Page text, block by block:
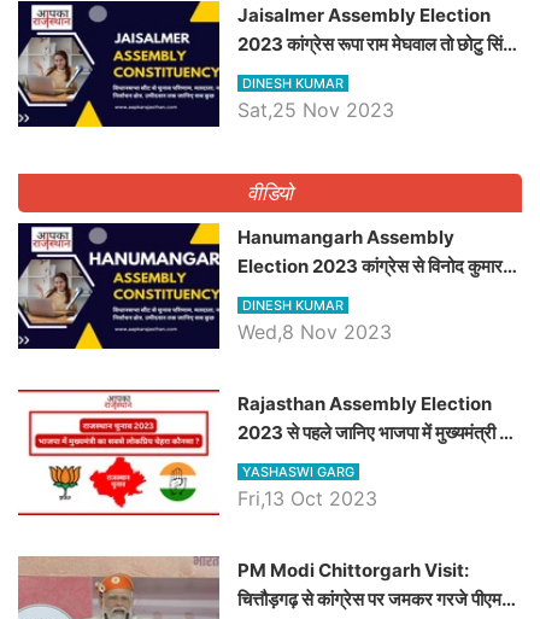
​​​​​​​Jaisalmer Assembly Election
2023 कांग्रेस रूपा राम मेघवाल तो छोटु सिंह
भाटी होंगे भाजपा उम्मीदवार, जानिये जैसलमेर
विधानसभा सीट के ताजा समीकरण
DINESH KUMAR
Sat,25 Nov 2023
वीडियो
Hanumangarh Assembly
Election 2023 कांग्रेस से विनोद कुमार
चौधरी तो अमित चौधरी होंगे भाजपा उम्मीदवार,
जानिये हनुमानगढ़ विधानसभा सीट के ताजा
DINESH KUMAR
Wed,8 Nov 2023
Rajasthan Assembly Election
2023 से पहले जानिए भाजपा में मुख्यमंत्री का
सबसे लोकप्रिय चेहरा कौनसा ?
YASHASWI GARG
Fri,13 Oct 2023
PM Modi Chittorgarh Visit:
चित्तौड़गढ़ से कांग्रेस पर जमकर गरजे पीएम